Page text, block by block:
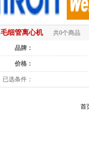
毛细管离心机 共0个商品
品牌：
价格：
已选条件：
首